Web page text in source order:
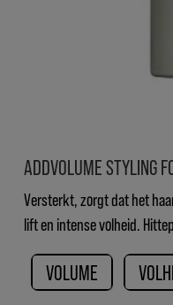
ADDVOLUME STYLING
Versterkt, zorgt dat het
lift en intense volheid.
VOLUME